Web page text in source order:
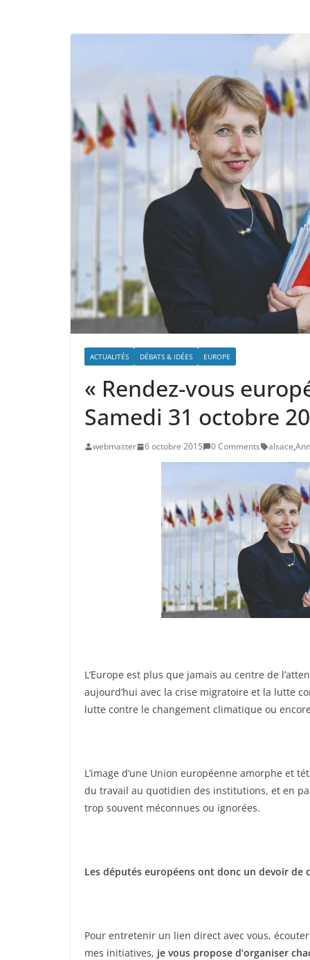
ACTUALITÉS DÉBATS & IDÉES EUROPE
« Rendez-vous
Samedi 31 octobre
webmaster 6 octobre 2015 0 Comments alsace,
L’Europe est plus que jamais au centre de
aujourd’hui avec la crise migratoire et la lutte
lutte contre le changement climatique ou
L’image d’une Union européenne amorphe et
du travail au quotidien des institutions, et en
trop souvent méconnues ou ignorées.
Les députés européens ont donc un devoir
Pour entretenir un lien direct avec vous,
mes initiatives, je vous propose d’organiser